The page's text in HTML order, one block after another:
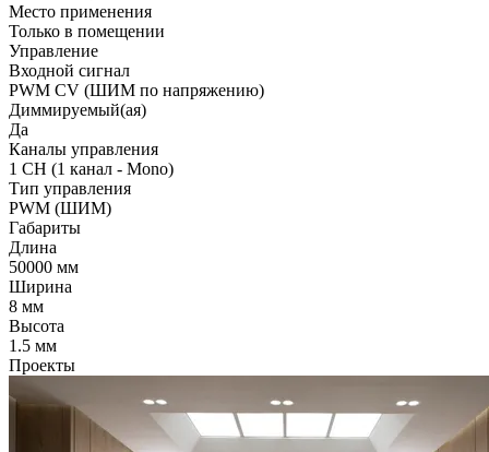
Место применения
Только в помещении
Управление
Входной сигнал
PWM СV (ШИМ по напряжению)
Диммируемый(ая)
Да
Каналы управления
1 CH (1 канал - Mono)
Тип управления
PWM (ШИМ)
Габариты
Длина
50000 мм
Ширина
8 мм
Высота
1.5 мм
Проекты